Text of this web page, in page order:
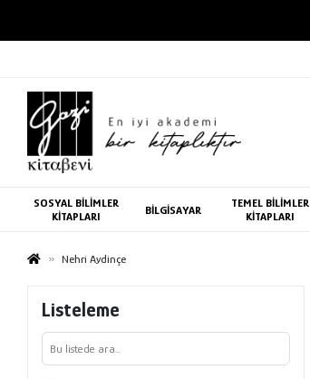
SOSYAL BİLİMLER
KİTAPLARI
BİLGİSAYAR
TEMEL BİLİMLER
KİTAPLARI
Nehri Aydinçe
Listeleme